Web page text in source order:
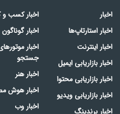
اخبار
اخبار استارتاپ‌ها
اخبار اینترنت
اخبار بازاریابی ایمیل
اخبار بازاریابی محتوا
اخبار بازاریابی ویدیو
اخبار برندینگ
اخبار کسب و
اخبار گوناگون
اخبار
جستجو
اخبار هنر
اخبار هوش
اخبار وب